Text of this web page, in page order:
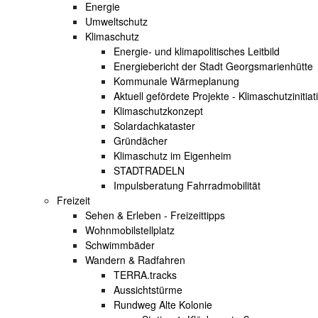
Energie
Umweltschutz
Klimaschutz
Energie- und klimapolitisches Leitbild
Energiebericht der Stadt Georgsmarienhütte
Kommunale Wärmeplanung
Aktuell gefördete Projekte -
Klimaschutzkonzept
Solardachkataster
Gründächer
Klimaschutz im Eigenheim
STADTRADELN
Impulsberatung Fahrradmobilität
Freizeit
Sehen & Erleben - Freizeittipps
Wohnmobilstellplatz
Schwimmbäder
Wandern & Radfahren
TERRA.tracks
Aussichtstürme
Rundweg Alte Kolonie